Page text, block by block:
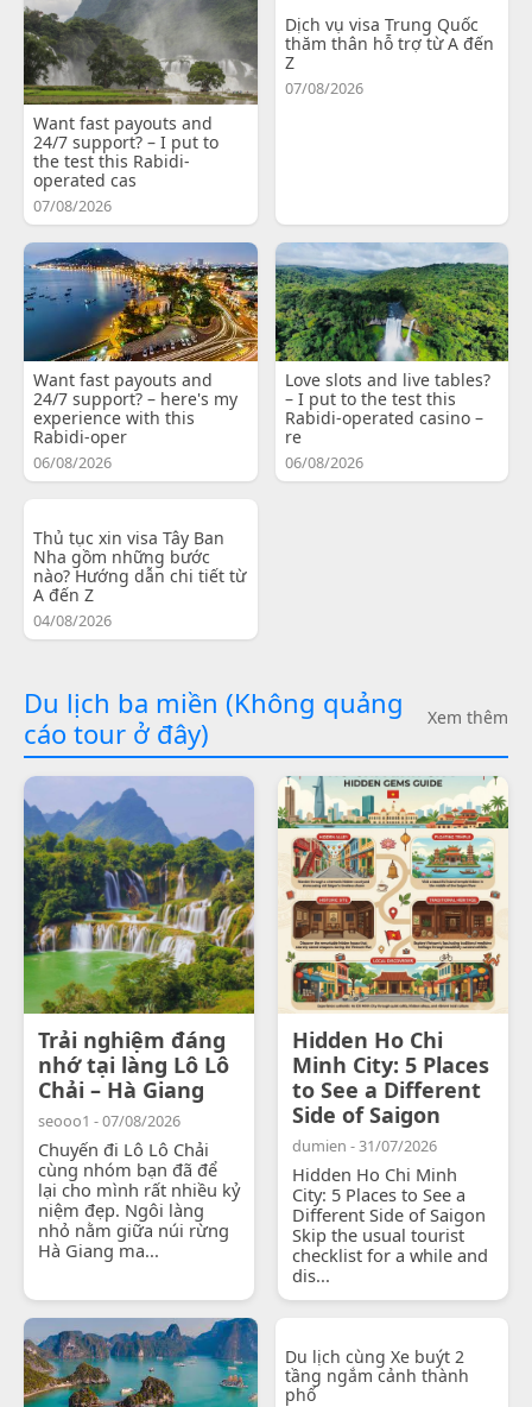
Want fast payouts and
24/7 support? – I put to
the test this Rabidi-
operated cas
07/08/2026
Dịch vụ visa Trung Quốc
thăm thân hỗ trợ từ A đến
Z
07/08/2026
Want fast payouts and
24/7 support? – here's my
experience with this
Rabidi-oper
06/08/2026
Love slots and live tables?
– I put to the test this
Rabidi-operated casino –
re
06/08/2026
Thủ tục xin visa Tây Ban
Nha gồm những bước
nào? Hướng dẫn chi tiết từ
A đến Z
04/08/2026
Du lịch ba miền (Không quảng
cáo tour ở đây)
Xem thêm
Trải nghiệm đáng
nhớ tại làng Lô Lô
Chải – Hà Giang
seooo1 - 07/08/2026
Chuyến đi Lô Lô Chải
cùng nhóm bạn đã để
lại cho mình rất nhiều kỷ
niệm đẹp. Ngôi làng
nhỏ nằm giữa núi rừng
Hà Giang ma...
Hidden Ho Chi
Minh City: 5 Places
to See a Different
Side of Saigon
dumien - 31/07/2026
Hidden Ho Chi Minh
City: 5 Places to See a
Different Side of Saigon
Skip the usual tourist
checklist for a while and
dis...
Du lịch cùng Xe buýt 2
tầng ngắm cảnh thành
phố